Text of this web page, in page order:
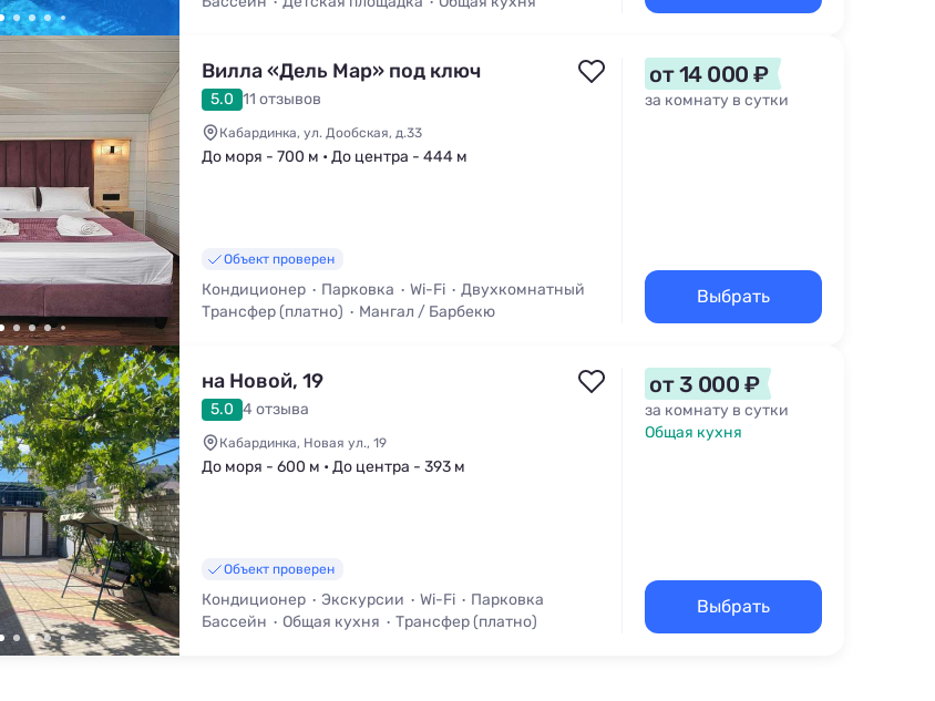
Вилла «Дель Мар» под ключ
5.0 11 отзывов
Кабардинка, ул. Дообская, д.33
До моря - 700 м • До центра - 444 м
Объект проверен
Кондиционер Парковка Wi-Fi
Двухкомнатный
Трансфер (платно)
Мангал / Барбекю
от 14 000 ₽
за комнату в сутки
Выбрать
на Новой, 19
5.0 4 отзыва
Кабардинка, Новая ул., 19
До моря - 600 м • До центра - 393 м
Объект проверен
Кондиционер Экскурсии Wi-Fi
Парковка
Бассейн
Общая кухня Трансфер (платно)
от 3 000 ₽
за комнату в сутки
Общая кухня
Выбрать